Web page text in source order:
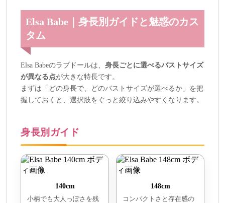
Elsa Babe｜身長別ガイドと魅惑のカス
タム
Elsa Babeのラブドールは、 身長ごとに選べるバストサイズ
が異なる点が大きな特長です。
まずは「どの身長で、どのバストサイズが選べるか」を把
握しておくと、選択肢をぐっと絞り込みやすくなります。
身長別ガイド
140cm
小柄でも大人っぽさを残
148cm
コンパクトさと存在感の